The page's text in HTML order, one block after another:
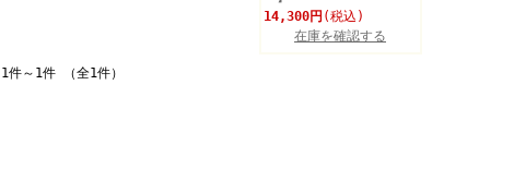
14,300円 (税込)
在庫を確認する
1件～1件 （全1件）